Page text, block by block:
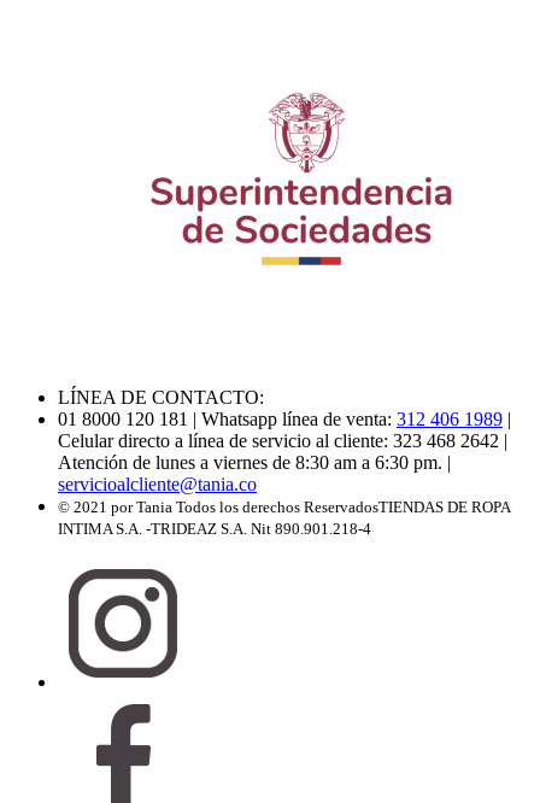
LÍNEA DE CONTACTO:
01 8000 120 181 | Whatsapp línea de venta: 312 406 1989 |
Celular directo a línea de servicio al cliente: 323 468 2642 |
Atención de lunes a viernes de 8:30 am a 6:30 pm. |
servicioalcliente@tania.co
© 2021 por Tania Todos los derechos ReservadosTIENDAS DE ROPA
INTIMA S.A. -TRIDEAZ S.A. Nit 890.901.218-4